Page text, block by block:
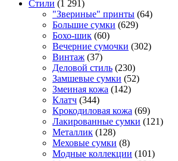
Стили (1 291)
"Звериные" принты (64)
Большие сумки (629)
Бохо-шик (60)
Вечерние сумочки (302)
Винтаж (37)
Деловой стиль (230)
Замшевые сумки (52)
Змеиная кожа (142)
Клатч (344)
Крокодиловая кожа (69)
Лакированные сумки (121)
Металлик (128)
Меховые сумки (8)
Модные коллекции (101)